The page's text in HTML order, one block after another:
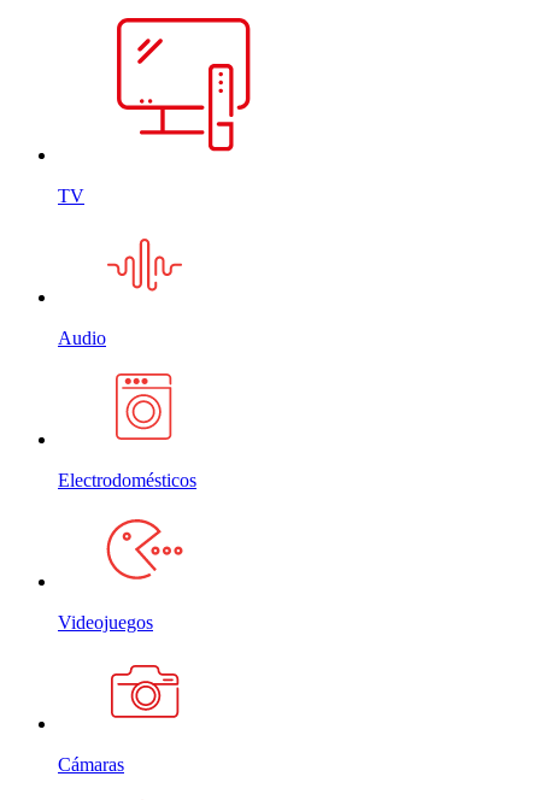
TV
Audio
Electrodomésticos
Videojuegos
Cámaras